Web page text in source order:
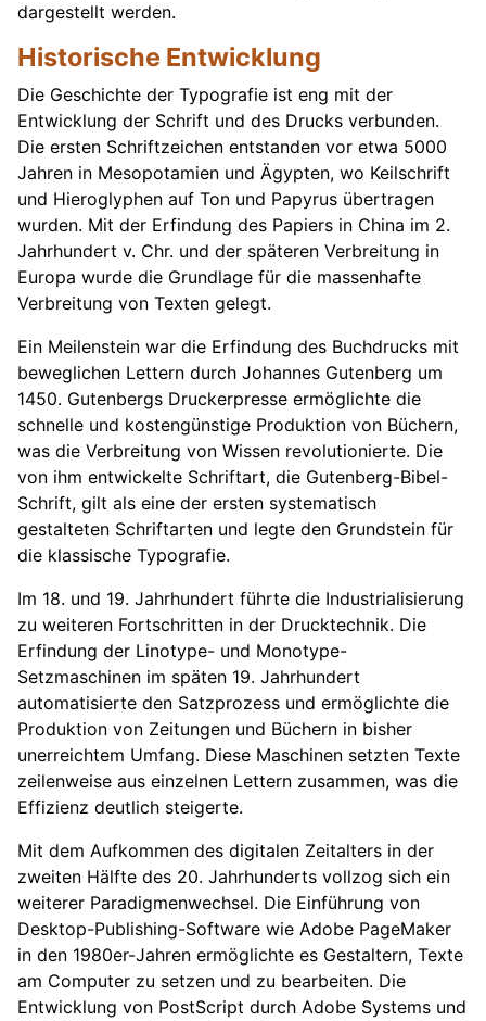
dargestellt werden.
Historische Entwicklung
Die Geschichte der Typografie ist eng mit der
Entwicklung der Schrift und des Drucks verbunden.
Die ersten Schriftzeichen entstanden vor etwa 5000
Jahren in Mesopotamien und Ägypten, wo Keilschrift
und Hieroglyphen auf Ton und Papyrus übertragen
wurden. Mit der Erfindung des Papiers in China im 2.
Jahrhundert v. Chr. und der späteren Verbreitung in
Europa wurde die Grundlage für die massenhafte
Verbreitung von Texten gelegt.
Ein Meilenstein war die Erfindung des Buchdrucks mit
beweglichen Lettern durch Johannes Gutenberg um
1450. Gutenbergs Druckerpresse ermöglichte die
schnelle und kostengünstige Produktion von Büchern,
was die Verbreitung von Wissen revolutionierte. Die
von ihm entwickelte Schriftart, die Gutenberg-Bibel-
Schrift, gilt als eine der ersten systematisch
gestalteten Schriftarten und legte den Grundstein für
die klassische Typografie.
Im 18. und 19. Jahrhundert führte die Industrialisierung
zu weiteren Fortschritten in der Drucktechnik. Die
Erfindung der Linotype- und Monotype-
Setzmaschinen im späten 19. Jahrhundert
automatisierte den Satzprozess und ermöglichte die
Produktion von Zeitungen und Büchern in bisher
unerreichtem Umfang. Diese Maschinen setzten Texte
zeilenweise aus einzelnen Lettern zusammen, was die
Effizienz deutlich steigerte.
Mit dem Aufkommen des digitalen Zeitalters in der
zweiten Hälfte des 20. Jahrhunderts vollzog sich ein
weiterer Paradigmenwechsel. Die Einführung von
Desktop-Publishing-Software wie Adobe PageMaker
in den 1980er-Jahren ermöglichte es Gestaltern, Texte
am Computer zu setzen und zu bearbeiten. Die
Entwicklung von PostScript durch Adobe Systems und